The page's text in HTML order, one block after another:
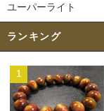
ユーパーライト
ランキング
1